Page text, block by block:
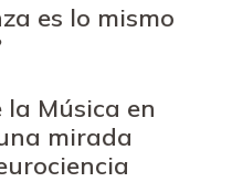
es lo mismo
la Música en
mirada